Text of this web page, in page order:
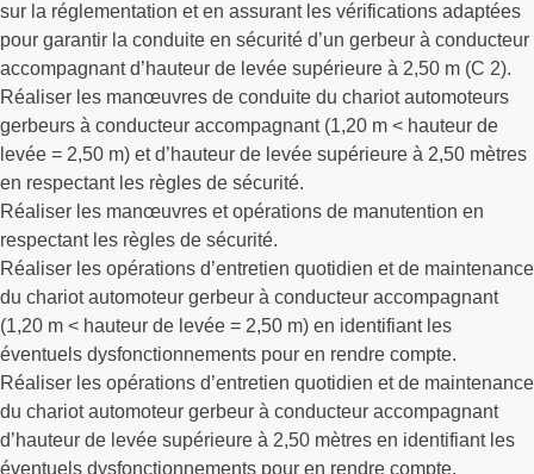
sur la réglementation et en assurant les vérifications adaptées
pour garantir la conduite en sécurité d’un gerbeur à conducteur
accompagnant d’hauteur de levée supérieure à 2,50 m (C 2).
Réaliser les manœuvres de conduite du chariot automoteurs
gerbeurs à conducteur accompagnant (1,20 m < hauteur de
levée = 2,50 m) et d’hauteur de levée supérieure à 2,50 mètres
en respectant les règles de sécurité.
Réaliser les manœuvres et opérations de manutention en
respectant les règles de sécurité.
Réaliser les opérations d’entretien quotidien et de maintenance
du chariot automoteur gerbeur à conducteur accompagnant
(1,20 m < hauteur de levée = 2,50 m) en identifiant les
éventuels dysfonctionnements pour en rendre compte.
Réaliser les opérations d’entretien quotidien et de maintenance
du chariot automoteur gerbeur à conducteur accompagnant
d’hauteur de levée supérieure à 2,50 mètres en identifiant les
éventuels dysfonctionnements pour en rendre compte.